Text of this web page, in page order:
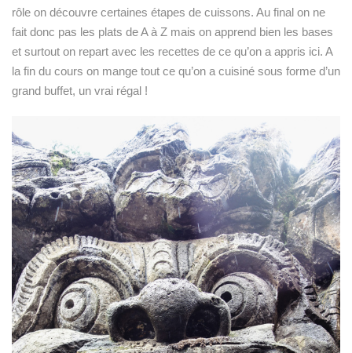
rôle on découvre certaines étapes de cuissons. Au final on ne
fait donc pas les plats de A à Z mais on apprend bien les bases
et surtout on repart avec les recettes de ce qu’on a appris ici. A
la fin du cours on mange tout ce qu’on a cuisiné sous forme d’un
grand buffet, un vrai régal !